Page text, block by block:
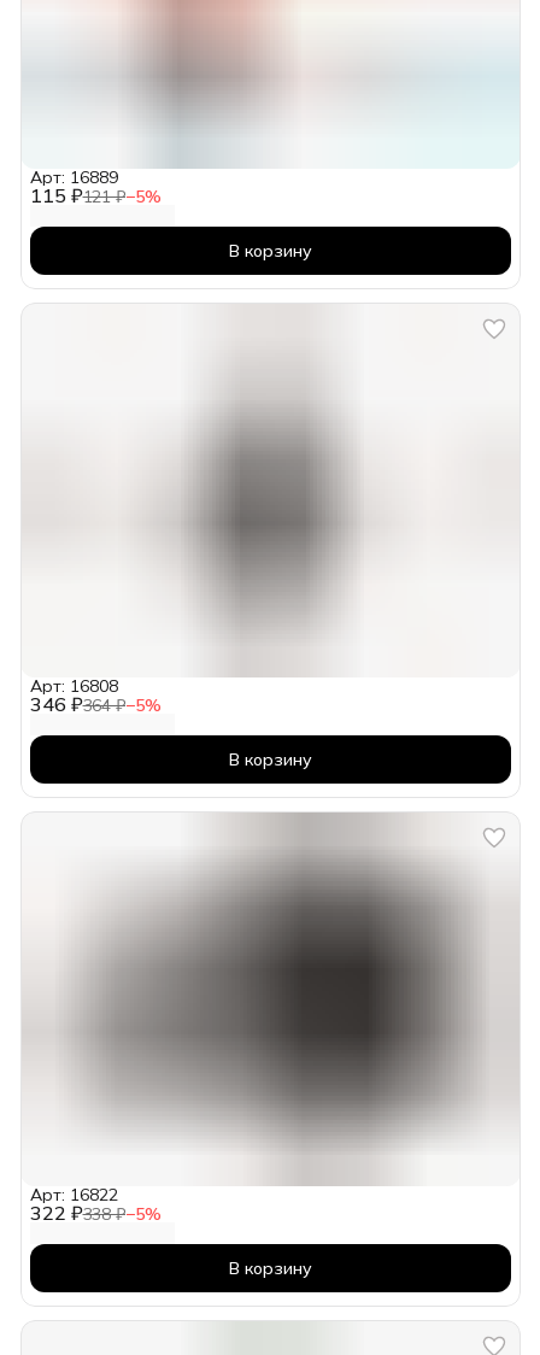
115 ₽121 ₽−5%
Арт: 16889
В корзину
346 ₽364 ₽−5%
Арт: 16808
В корзину
322 ₽338 ₽−5%
Арт: 16822
В корзину